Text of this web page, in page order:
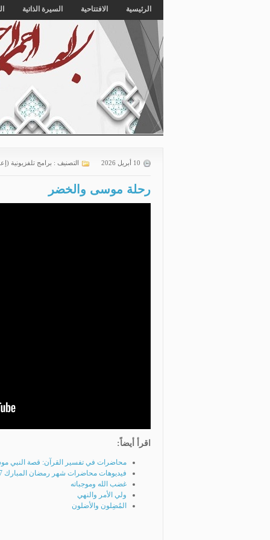
الرئيسية الافتتاحية السيرة الذاتية
10 أبريل 2026 التصنيف : برامج تلفزيونية
رحلة موسى والخضر
اقرأ أيضاً:
محاضرات في تفسير القرآن: قصة النبي
فيديوهات محاضرات شهر رمضان المبارك 1447
غضب الله وموجباته
ولي الأمر والنهي
المُضِلون والأضلون